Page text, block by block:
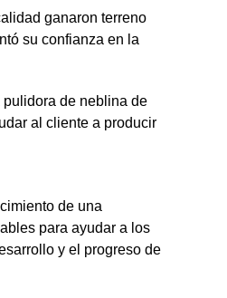
ganaron terreno
su confianza en la
de neblina de
al cliente a producir
de una
para ayudar a los
y el progreso de